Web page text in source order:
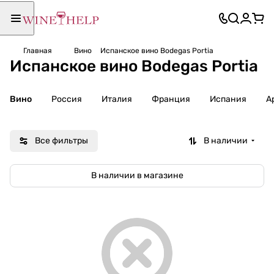
Главная Вино Испанское вино Bodegas Portia
Испанское вино Bodegas Portia
Вино Россия Италия Франция Испания
Все фильтры В наличии
В наличии в магазине